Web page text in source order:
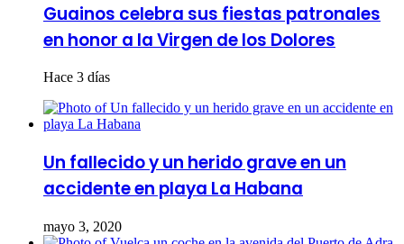
Guainos celebra sus fiestas patronales
en honor a la Virgen de los Dolores
Hace 3 días
Un fallecido y un herido grave en un
accidente en playa La Habana
mayo 3, 2020